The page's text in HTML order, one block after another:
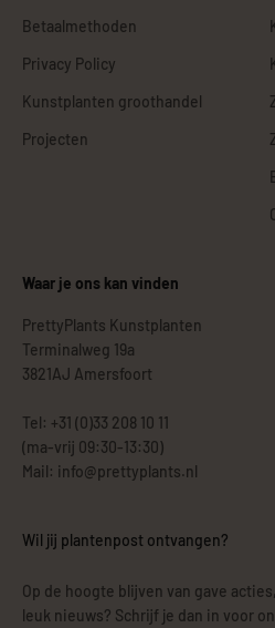
Betaalmethoden
Privacy Policy
Kunstplanten groothandel
Projecten
Waar je ons kan vinden
PrettyPlants Kunstplanten
Terminalweg 19a
3821AJ Amersfoort
Tel: +31 (0)33 208 10 11
(ma-vrij 09:30-13:30)
Mail: info@prettyplants.nl
Wil jij plantenpost ontvangen?
Op de hoogte blijven van gave
leuk nieuws? Schrijf je dan in voor